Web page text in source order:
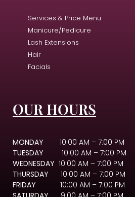
Services & Price Menu
Manicure/Pedicure
Lash Extensions
Hair
Facials
OUR HOURS
MONDAY 10:00 AM – 7:00 PM
TUESDAY
10:00 AM – 7:00 PM
WEDNESDAY 10:00 AM – 7:00 PM
THURSDAY 10:00 AM – 7:00 PM
FRIDAY 10:00 AM – 7:00 PM